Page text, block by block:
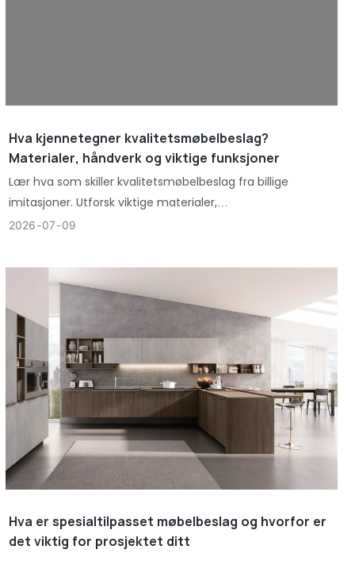
Hva kjennetegner kvalitetsmøbelbeslag?
Materialer, håndverk og viktige funksjoner
Lær hva som skiller kvalitetsmøbelbeslag fra billige
imitasjoner. Utforsk viktige materialer,
håndverksstandarder og uunnværlige funksjoner fra
2026 07 09
Hva er spesialtilpasset møbelbeslag og hvorfor er
det viktig for prosjektet ditt